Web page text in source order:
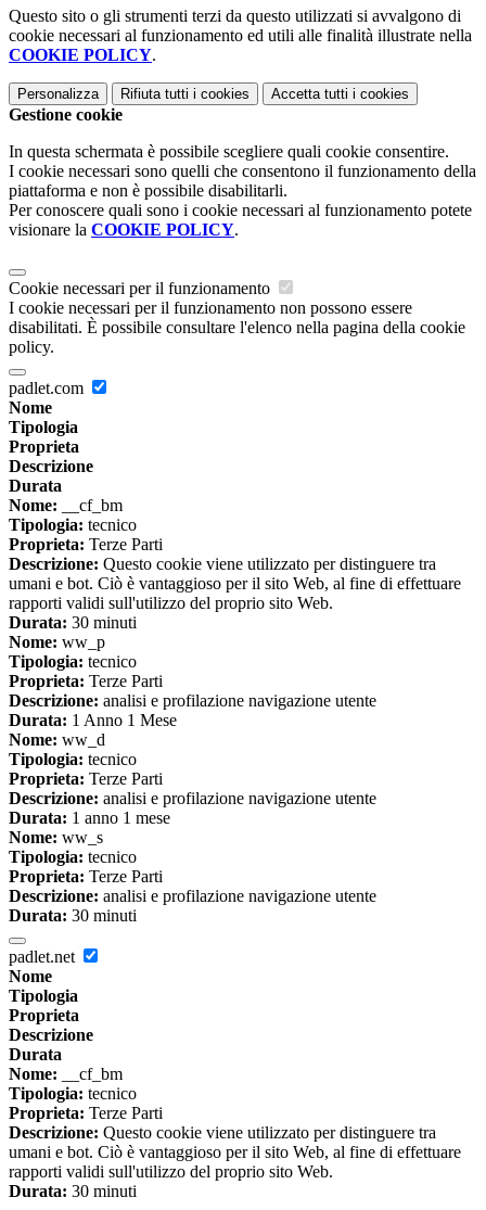
Questo sito o gli strumenti terzi da questo utilizzati si avvalgono di
cookie necessari al funzionamento ed utili alle finalità illustrate nella
COOKIE POLICY.
Personalizza Rifiuta tutti i cookies Accetta tutti i cookies
Gestione cookie
In questa schermata è possibile scegliere quali cookie consentire.
I cookie necessari sono quelli che consentono il funzionamento della
piattaforma e non è possibile disabilitarli.
Per conoscere quali sono i cookie necessari al funzionamento potete
visionare la COOKIE POLICY.
Cookie necessari per il funzionamento
I cookie necessari per il funzionamento non possono essere
disabilitati. È possibile consultare l'elenco nella pagina della cookie
policy.
padlet.com
Nome
Tipologia
Proprieta
Descrizione
Durata
Nome: __cf_bm
Tipologia: tecnico
Proprieta: Terze Parti
Descrizione: Questo cookie viene utilizzato per distinguere tra
umani e bot. Ciò è vantaggioso per il sito Web, al fine di effettuare
rapporti validi sull'utilizzo del proprio sito Web.
Durata: 30 minuti
Nome: ww_p
Tipologia: tecnico
Proprieta: Terze Parti
Descrizione: analisi e profilazione navigazione utente
Durata: 1 Anno 1 Mese
Nome: ww_d
Tipologia: tecnico
Proprieta: Terze Parti
Descrizione: analisi e profilazione navigazione utente
Durata: 1 anno 1 mese
Nome: ww_s
Tipologia: tecnico
Proprieta: Terze Parti
Descrizione: analisi e profilazione navigazione utente
Durata: 30 minuti
padlet.net
Nome
Tipologia
Proprieta
Descrizione
Durata
Nome: __cf_bm
Tipologia: tecnico
Proprieta: Terze Parti
Descrizione: Questo cookie viene utilizzato per distinguere tra
umani e bot. Ciò è vantaggioso per il sito Web, al fine di effettuare
rapporti validi sull'utilizzo del proprio sito Web.
Durata: 30 minuti